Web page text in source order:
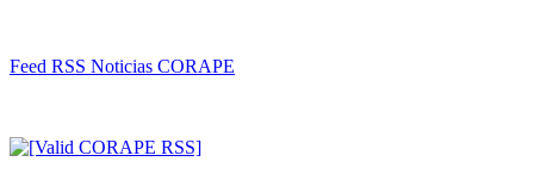
Feed RSS Noticias CORAPE